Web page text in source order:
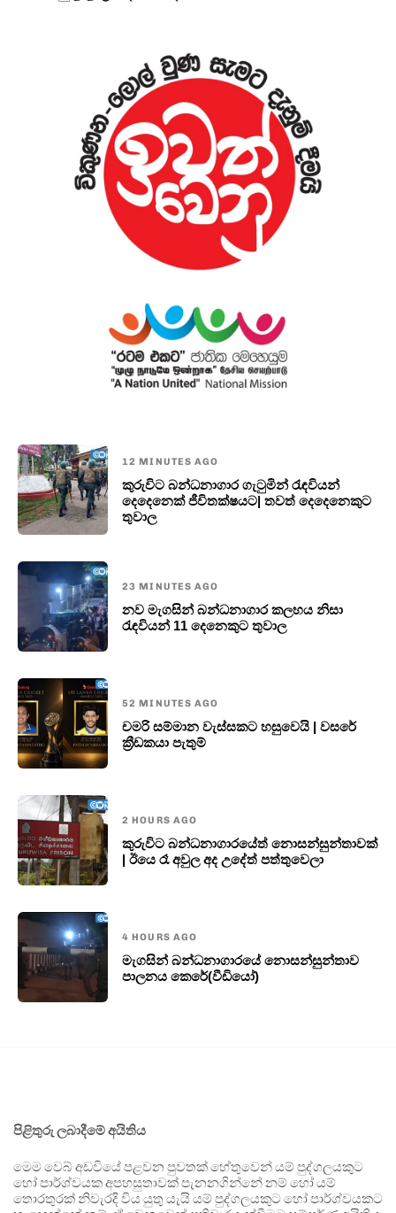
12 MINUTES AGO
කුරුවිට බන්ධනාගාර ගැටුමින් රැඳවියන්
දෙදෙනෙක් ජීවිතක්ෂයට| තවත් දෙදෙනෙකුට
තුවාල
23 MINUTES AGO
නව මැගසින් බන්ධනාගාර කලහය නිසා
රැඳවියන් 11 දෙනෙකුට තුවාල
52 MINUTES AGO
චමරි සම්මාන වැස්සකට හසුවෙයි | වසරේ
ක්‍රීඩකයා පැතුම්
2 HOURS AGO
කුරුවිට බන්ධනාගාරයේත් නොසන්සුන්තාවක්
| ඊයෙ රෑ අවුල අද උදේත් පත්තුවෙලා
4 HOURS AGO
මැගසින් බන්ධනාගාරයේ නොසන්සුන්තාව
පාලනය කෙරේ(වීඩියෝ)
පිළිතුරු ලබාදීමේ අයිතිය
මෙම වෙබ් අඩවියේ පළවන පුවතක් හේතුවෙන් යම් පුද්ගලයකුට
හෝ පාර්ශ්වයක අපහසුතාවක් පැනනගින්නේ නම් හෝ යම්
තොරතුරක් නිවැරදි විය යුතු යැයි යම් පුද්ගලයකුට හෝ පාර්ශ්වයකට